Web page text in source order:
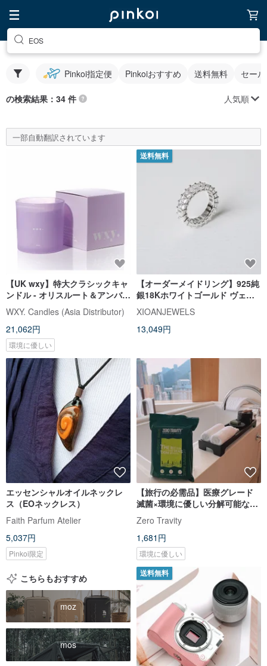
EOS
Pinkoi指定便 Pinkoiおすすめ 送料無料 セー
の検索結果：34 件 人気順
一部自動翻訳されています
【UK wxy】特大クラシックキャ
ンドル - オリスルート＆アンバ
ー/1500g
WXY. Candles (Asia Distributor)
21,062円
環境に優しい
送料無料
【オーダーメイドリング】925純
銀18Kホワイトゴールド ヴェル
メイユ 黎明 EOS
XIOANJEWELS
13,049円
エッセンシャルオイルネックレ
ス（EOネックレス）
Faith Parfum Atelier
5,037円
Pinkoi限定
【旅行の必需品】医療グレード
滅菌×環境に優しい分解可能なエ
コトラベルセット
Zero Travity
1,681円
環境に優しい
こちらもおすすめ
moz
mos
送料無料